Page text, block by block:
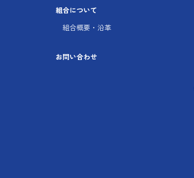
組合について
組合概要・沿革
お問い合わせ